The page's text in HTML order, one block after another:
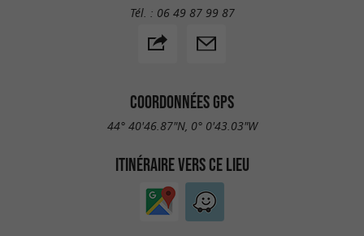
Tél. : 06 49 87 99 87
COORDONNÉES GPS
44° 40'46.87"N, 0° 0'43.03"W
ITINÉRAIRE VERS CE LIEU